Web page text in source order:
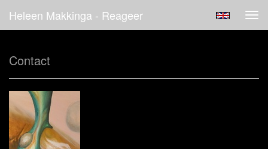
Heleen Makkinga - Reageer
Contact